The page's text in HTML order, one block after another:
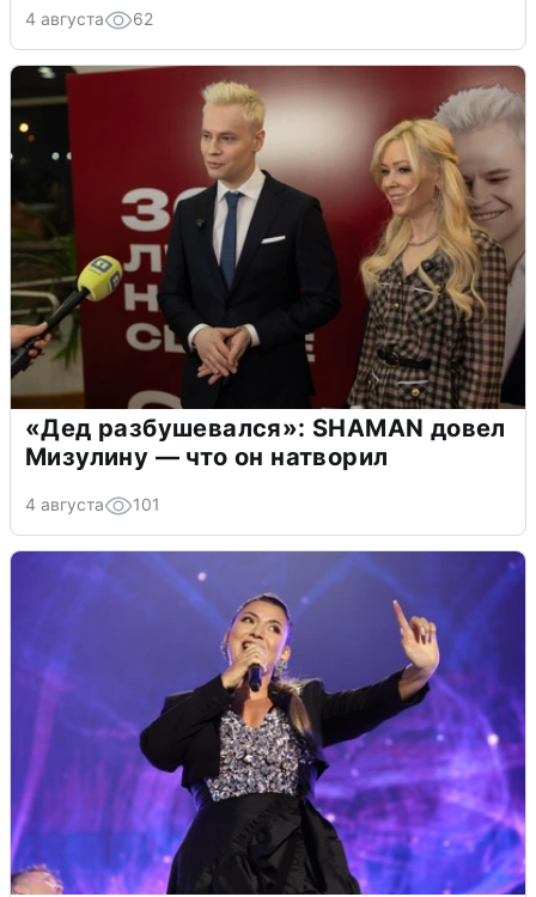
4 августа 62
«Дед разбушевался»: SHAMAN довел
Мизулину — что он натворил
4 августа 101